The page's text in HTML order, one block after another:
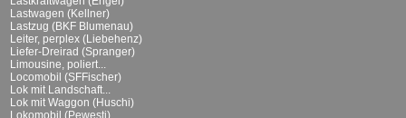
Lastwagen (Kellner)
Lastzug (BKF Blumenau)
Leiter, perplex (Liebehenz)
Liefer-Dreirad (Spranger)
Limousine, poliert...
Locomobil (SFFischer)
Lok mit Landschaft...
Lok mit Waggon (Huschi)
Lokomobil (Pewesti)